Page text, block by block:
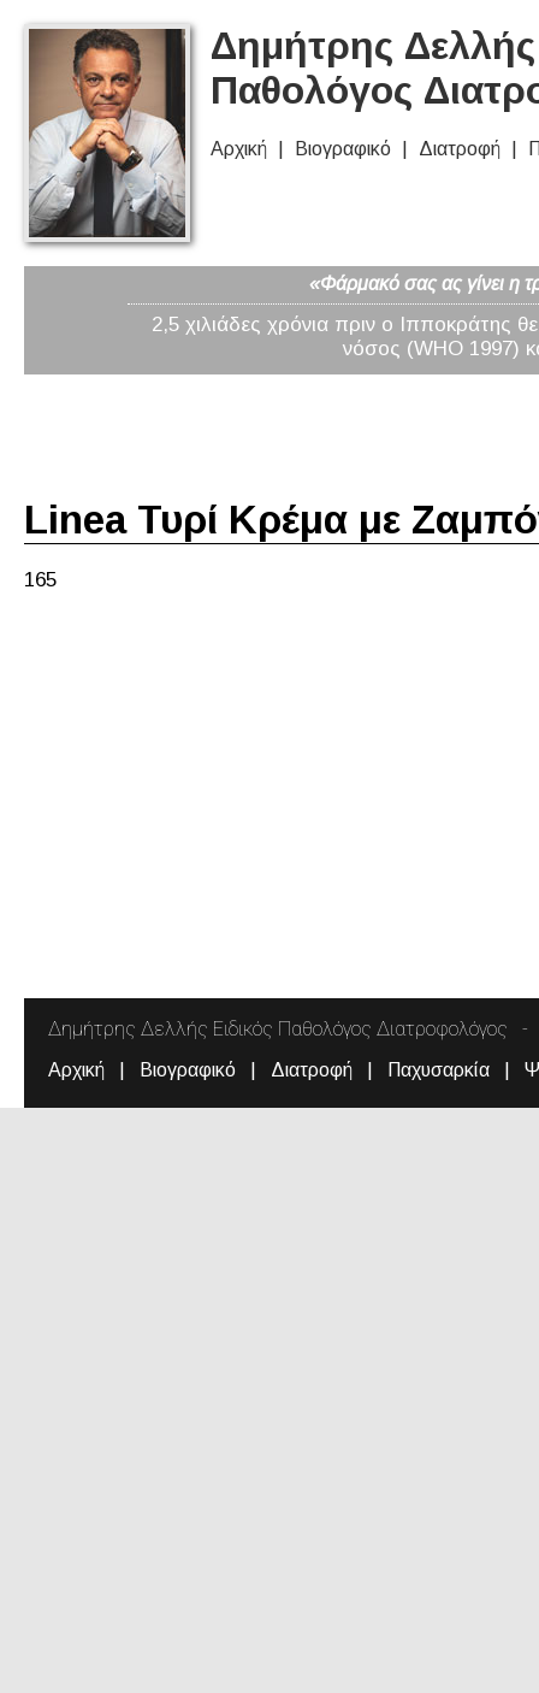
Δημήτρης
Παθολόγος
Αρχική Βιογραφικό Διατροφή
«Φάρμακό σας ας γίνει η
2,5 χιλιάδες χρόνια πριν ο Ιπποκράτης
νόσος (WHO 1997)
Linea Τυρί Κρέμα με
165
Δημήτρης Δελλής Ειδικός Παθολόγος Διατροφολόγος
Αρχική Βιογραφικό Διατροφή Παχυσαρκία